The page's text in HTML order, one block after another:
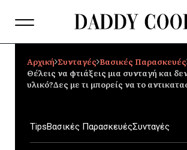
Αρχική Συνταγές Βασικές Παρασκευές
Θέλεις να φτιάξεις μια συνταγή και
υλικό?Δες με τι μπορείς να το
TipsΒασικές ΠαρασκευέςΣυνταγές